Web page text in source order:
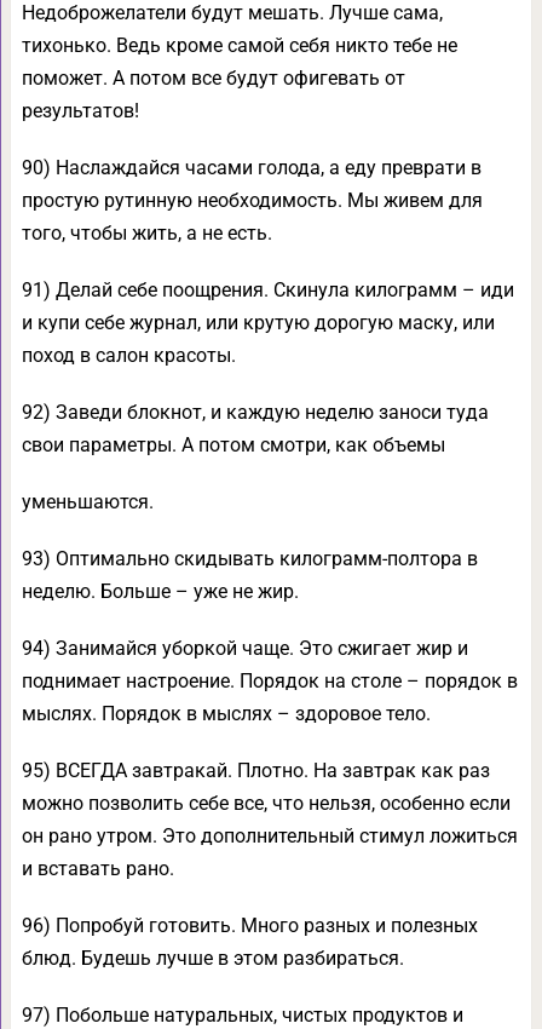
Недоброжелатели будут мешать. Лучше сама,
тихонько. Ведь кроме самой себя никто тебе не
поможет. А потом все будут офигевать от
результатов!
90) Наслаждайся часами голода, а еду преврати в
простую рутинную необходимость. Мы живем для
того, чтобы жить, а не есть.
91) Делай себе поощрения. Скинула килограмм – иди
и купи себе журнал, или крутую дорогую маску, или
поход в салон красоты.
92) Заведи блокнот, и каждую неделю заноси туда
свои параметры. А потом смотри, как объемы
уменьшаются.
93) Оптимально скидывать килограмм-полтора в
неделю. Больше – уже не жир.
94) Занимайся уборкой чаще. Это сжигает жир и
поднимает настроение. Порядок на столе – порядок в
мыслях. Порядок в мыслях – здоровое тело.
95) ВСЕГДА завтракай. Плотно. На завтрак как раз
можно позволить себе все, что нельзя, особенно если
он рано утром. Это дополнительный стимул ложиться
и вставать рано.
96) Попробуй готовить. Много разных и полезных
блюд. Будешь лучше в этом разбираться.
97) Побольше натуральных, чистых продуктов и